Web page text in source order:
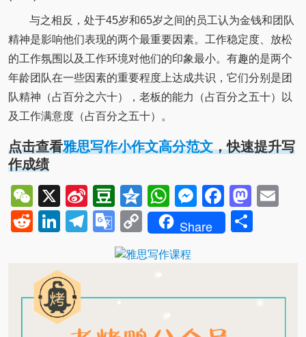
与之相反，处于45岁和65岁之间的员工认为金钱和团队
精神是影响他们表现的两个最重要因素。工作稳定度、放松
的工作氛围以及工作环境对他们的印象最小。有趣的是两个
年龄团队在一些因素的重要程度上达成共识，它们分别是团
队精神（占百分之六十），老板的能力（占百分之五十）以
及工作满意度（占百分之五十）。
点击查看雅思写作小作文高分范文，快速提升写
作成绩
WeChat
X
Sina
Weibo
Douban
QzoneWhatsApp
Messenger
RedditLinkedIn
Telegram
Google
Translate
Copy
Link
Share